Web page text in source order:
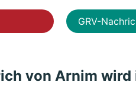
GRV-
von Arnim